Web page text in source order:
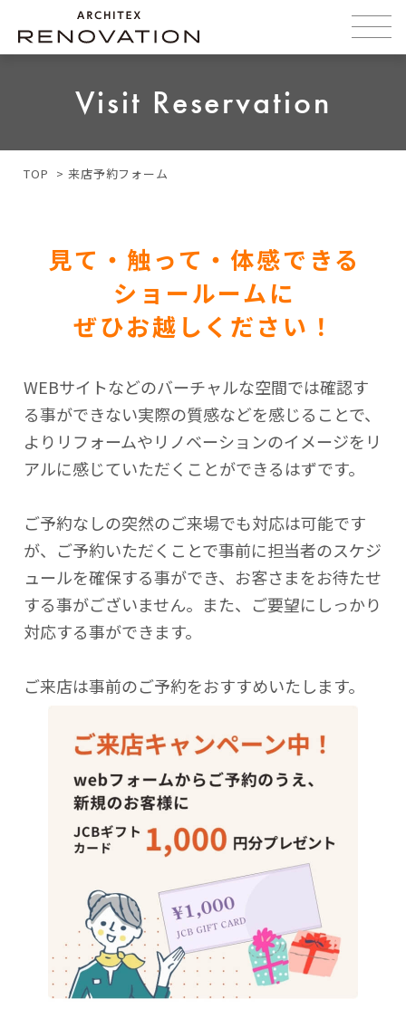
Visit Reservation
TOP 来店予約フォーム
見て・触って・体感できる
ショールームに
ぜひお越しください！
WEBサイトなどのバーチャルな空間では確認す
る事ができない実際の質感などを感じることで、
よりリフォームやリノベーションのイメージをリ
アルに感じていただくことができるはずです。
ご予約なしの突然のご来場でも対応は可能です
が、ご予約いただくことで事前に担当者のスケジ
ュールを確保する事ができ、お客さまをお待たせ
する事がございません。また、ご要望にしっかり
対応する事ができます。
ご来店は事前のご予約をおすすめいたします。